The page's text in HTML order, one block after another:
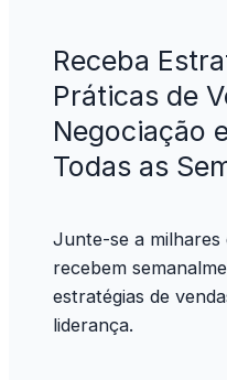
Receba
Práticas de
Negociação
Todas as
Junte-se a milhares
recebem
estratégias de
liderança.